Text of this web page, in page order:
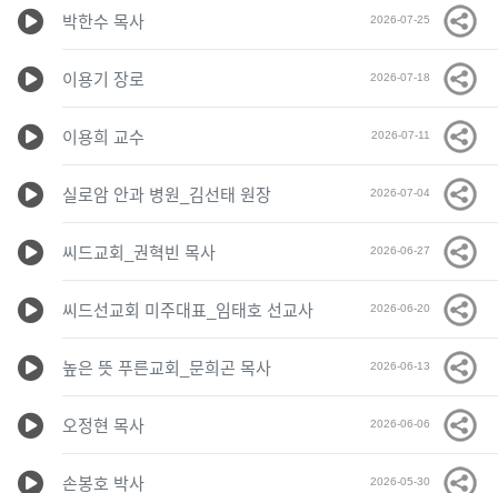
박한수 목사 2026-07-25
이용기 장로 2026-07-18
이용희 교수 2026-07-11
실로암 안과 병원_김선태 원장 2026-07-04
씨드교회_권혁빈 목사 2026-06-27
씨드선교회 미주대표_임태호 선교사 2026-06-20
높은 뜻 푸른교회_문희곤 목사 2026-06-13
오정현 목사 2026-06-06
손봉호 박사 2026-05-30